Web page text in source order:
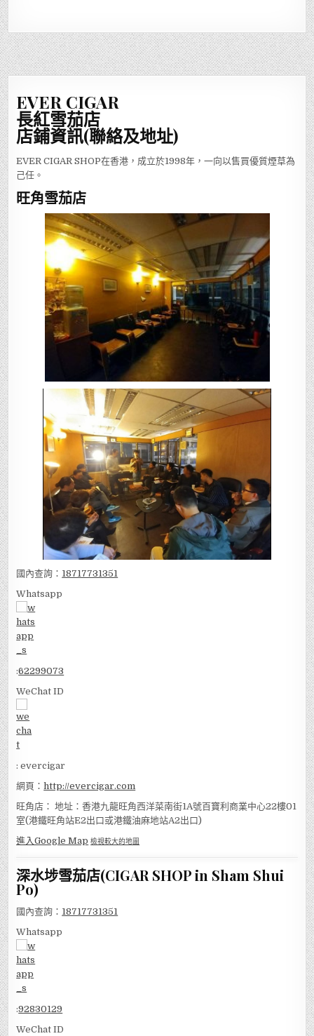
EVER CIGAR
長紅雪茄店
店鋪資訊(聯絡及地址)
EVER CIGAR SHOP在香港，成立於1998年，一向以售買優質煙草為
己任。
旺角雪茄店
國內查詢： 18717731351
Whatsapp
:62299073
WeChat ID
: evercigar
網頁：http://evercigar.com
旺角店： 地址：香港九龍旺角西洋菜南街1A號百寶利商業中心22樓01
室(港鐵旺角站E2出口或港鐵油麻地站A2出口)
進入Google Map 檢視較大的地圖
深水埗雪茄店(CIGAR SHOP in Sham Shui
Po)
國內查詢： 18717731351
Whatsapp
:92830129
WeChat ID